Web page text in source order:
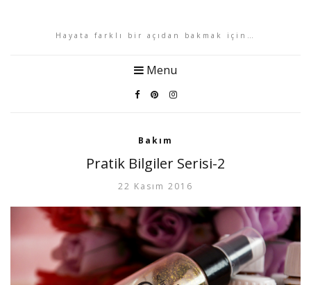
Hayata farklı bir açıdan bakmak için…
Menu
Bakım
Pratik Bilgiler Serisi-2
22 Kasım 2016